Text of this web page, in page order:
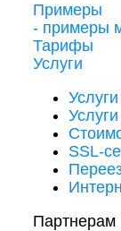
Примеры
- примеры
Тарифы
Услуги
SSL-
Партнерам